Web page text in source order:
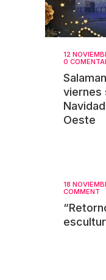
12
0
viernes
Oeste
18
COMMENT